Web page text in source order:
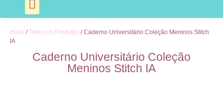
Início /Todos os Produtos / Caderno Universitário Coleção Meninos Stitch
IA
Caderno Universitário Coleção
Meninos Stitch IA